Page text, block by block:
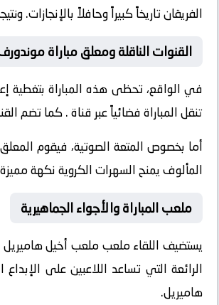
الفريقان تاريخاً كبيراً وحافلاً
القنوات الناقلة ومعلق مباراة
في الواقع، تحظى هذه المباراة بتغطية
تنقل المباراة فضائياً عبر قناة. كما تضم
أما بخصوص المتعة الصوتية، فيقوم المعلق
المألوف يمنح السهرات الكروية نكهة
ملعب المباراة والأجواء الجماهيرية
يستضيف اللقاء ملعب ملعب أخيل هاميريل
الرائعة التي تساعد اللاعبين على
هاميريل.